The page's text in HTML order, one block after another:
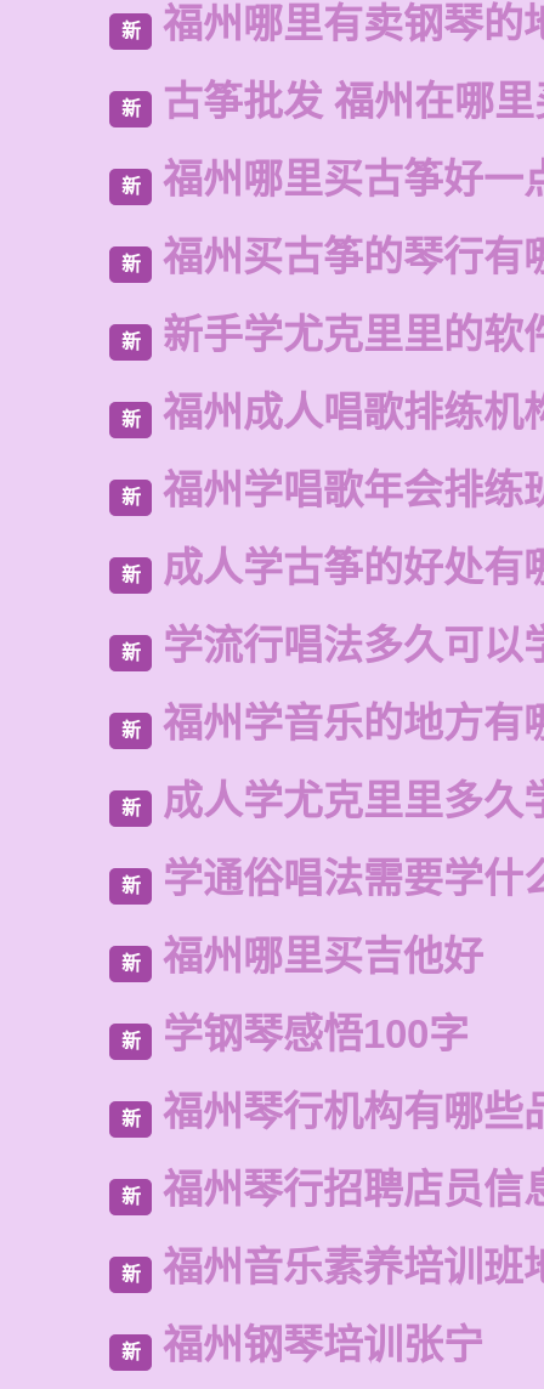
新 福州哪里有卖钢琴的
新 古筝批发 福州在哪
新 福州哪里买古筝好一
新 福州买古筝的琴行有
新 新手学尤克里里的软
新 福州成人唱歌排练机
新 福州学唱歌年会排练
新 成人学古筝的好处有
新 学流行唱法多久可以
新 福州学音乐的地方有
新 成人学尤克里里多久
新 学通俗唱法需要学什
新 福州哪里买吉他好
新 学钢琴感悟100字
新 福州琴行机构有哪些
新 福州琴行招聘店员信
新 福州音乐素养培训班
新 福州钢琴培训张宁